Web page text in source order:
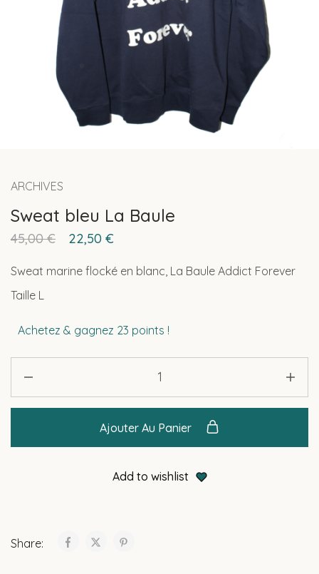
ARCHIVES
Sweat bleu La Baule
45,00€ 22,50 €
Sweat marine flocké en blanc, La Baule Addict Forever
Taille L
Achetez & gagnez 23 points !
Ajouter Au Panier
Add to wishlist
Share: